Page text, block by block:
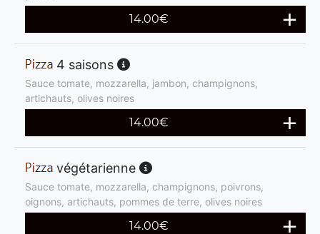
14.00€
4 saisons
Sauce tomate, mozzarella, jambon, champignons,
artichauts, olives noires
14.00€
végétarienne
Sauce tomate, mozzarella, champignons, poivrons,
oignons, artichauts, pommes de terre, olives noires
14.00€